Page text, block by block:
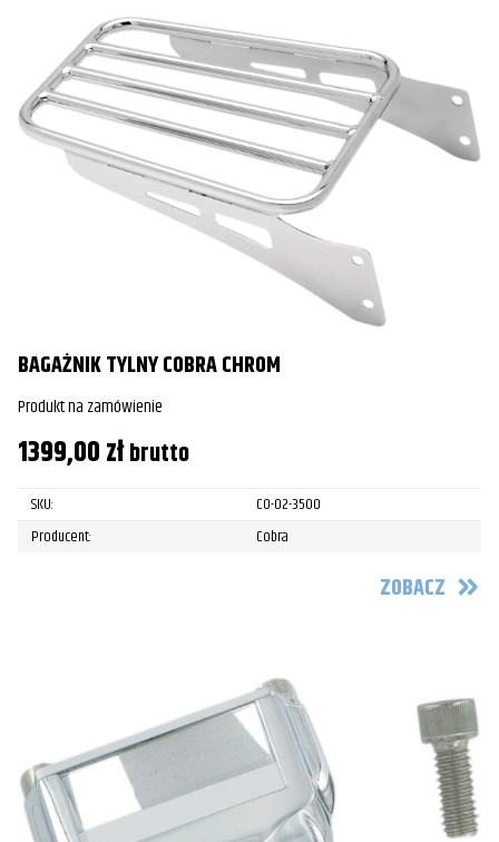
BAGAŻNIK TYLNY COBRA CHROM
Produkt na zamówienie
1399,00złbrutto
SKU:
CO-02-3500
Producent:
Cobra
ZOBACZ